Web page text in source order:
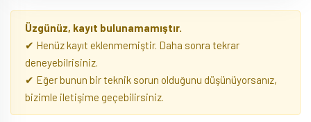
Üzgünüz, kayıt bulunamamıştır.
✔ Henüz kayıt eklenmemiştir. Daha sonra tekrar
deneyebilrisiniz.
✔ Eğer bunun bir teknik sorun olduğunu düşünüyorsanız,
bizimle iletişime geçebilirsiniz.